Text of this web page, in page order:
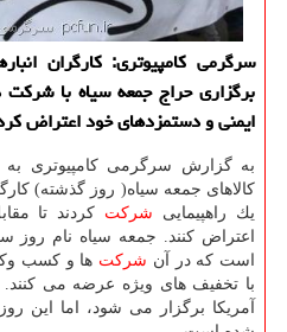
سرگرمی كامپیوتری: كارگران
برگزاری حراج جمعه سیاه با
ایمنی و دستمزدهای خود اعتراض
به گزارش سرگرمی كامپیوتری
كالاهای جمعه سیاه( روز گذشته)
یك راهپیمایی شركت كردند تا
اعتراض كنند. جمعه سیاه نام
است كه در آن شركت ها و كسب
با تخفیف های ویژه عرضه می كنند.
آمریكا برگزار می شود، اما این